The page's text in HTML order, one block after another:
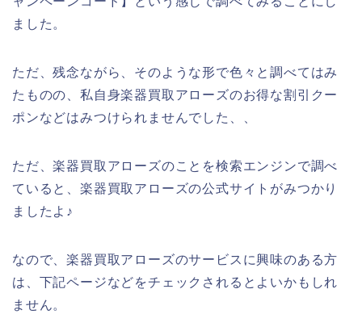
ました。
ただ、残念ながら、そのような形で色々と調べてはみ
たものの、私自身楽器買取アローズのお得な割引クー
ポンなどはみつけられませんでした、、
ただ、楽器買取アローズのことを検索エンジンで調べ
ていると、楽器買取アローズの公式サイトがみつかり
ましたよ♪
なので、楽器買取アローズのサービスに興味のある方
は、下記ページなどをチェックされるとよいかもしれ
ません。